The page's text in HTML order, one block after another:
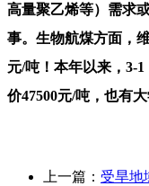
高量聚乙烯等）需求
事。生物航煤方面，
元/吨！本年以来，3-
价47500元/吨，也有
上一篇： 受旱地